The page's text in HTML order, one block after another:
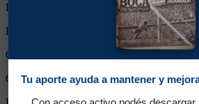
Empates:
Derrotas:
Goles de Boca:
Goles rivales: 4
Tu aporte ayuda a mantener y